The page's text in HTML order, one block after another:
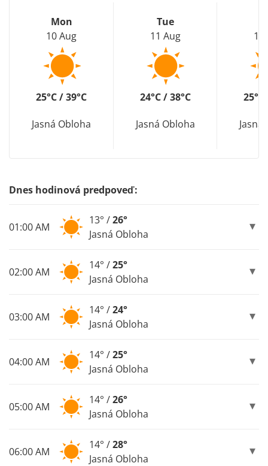
Mon
10 Aug
25°C / 39°C
Jasná Obloha
Tue
11 Aug
24°C / 38°C
Jasná Obloha
12
25°C
Jasná
Dnes hodinová predpoveď:
01:00 AM
13° /26°
Jasná Obloha
02:00 AM
14° /25°
Jasná Obloha
03:00 AM
14° /24°
Jasná Obloha
04:00 AM
14° /25°
Jasná Obloha
05:00 AM
14° /26°
Jasná Obloha
06:00 AM
14° /28°
Jasná Obloha